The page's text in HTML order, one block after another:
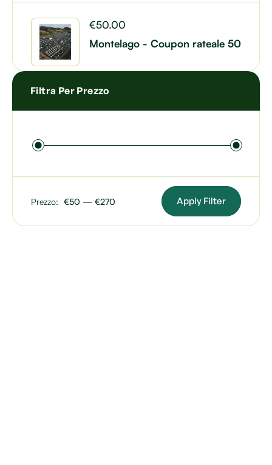
Montelago - Coupon rateale 50
€50.00
Filtra Per Prezzo
Apply Filter
Prezzo: €50 — €270